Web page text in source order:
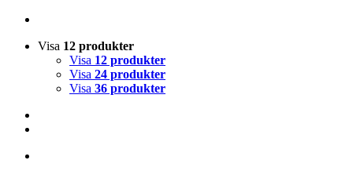
Visa 12 produkter
Visa 12 produkter
Visa 24 produkter
Visa 36 produkter